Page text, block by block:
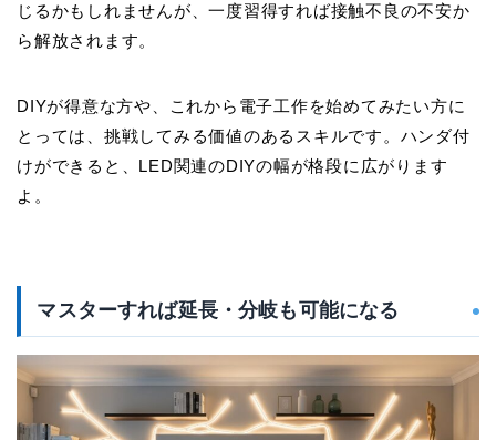
じるかもしれませんが、一度習得すれば接触不良の不安か
ら解放されます。
DIYが得意な方や、これから電子工作を始めてみたい方に
とっては、挑戦してみる価値のあるスキルです。ハンダ付
けができると、LED関連のDIYの幅が格段に広がります
よ。
マスターすれば延長・分岐も可能になる